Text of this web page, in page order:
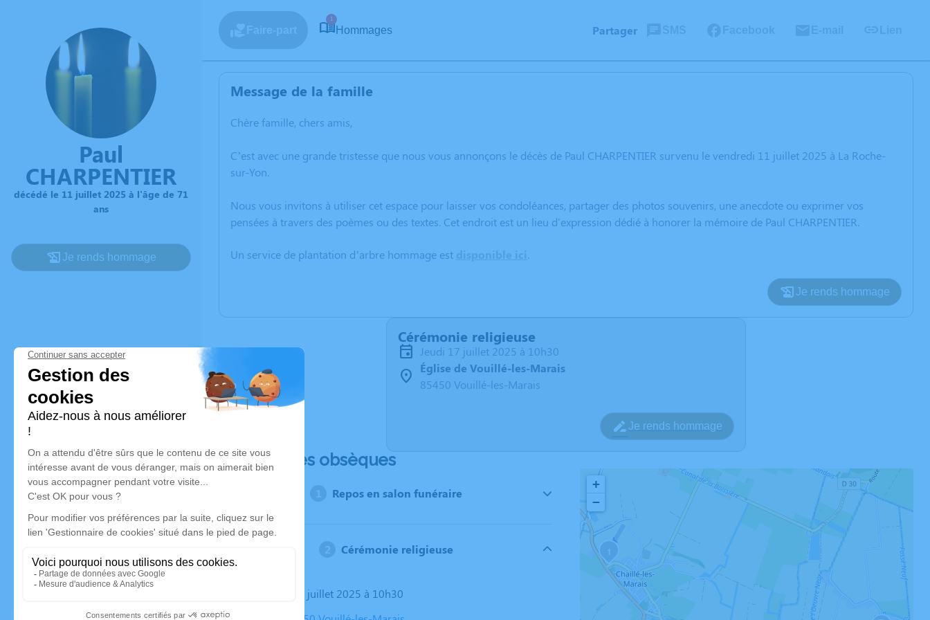
Paul
CHARPENTIER
décédé le 11 juillet 2025 à l'âge de 71
ans
Je rends hommage
1
Hommages Partager
Message de la famille
Chère famille, chers amis,
C’est avec une grande tristesse que nous vous annonçons le décès de Paul CHARPENTIER survenu le vendredi 11 juillet 2025 à La Roche-
sur-Yon.
Nous vous invitons à utiliser cet espace pour laisser vos condoléances, partager des photos souvenirs, une anecdote ou exprimer vos
pensées à travers des poèmes ou des textes. Cet endroit est un lieu d'expression dédié à honorer la mémoire de Paul CHARPENTIER.
Un service de plantation d’arbre hommage est .
Je rends hommage
Cérémonie religieuse
jeudi 17 juillet 2025 à 10h30
Église de Vouillé-les-Marais
85450 Vouillé-les-Marais
Je rends hommage
Déroulé des obsèques
Repos en salon funéraire
Cérémonie religieuse
Le jeudi 17 juillet 2025 à 10h30
+
−